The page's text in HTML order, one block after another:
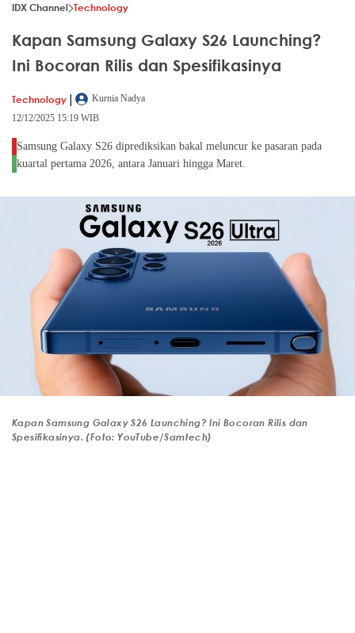
IDX Channel Technology
Kapan Samsung Galaxy S26 Launching?
Ini Bocoran Rilis dan Spesifikasinya
Technology |
Kurnia Nadya
12/12/2025 15:19 WIB
Samsung Galaxy S26 diprediksikan bakal meluncur ke pasaran pada
kuartal pertama 2026, antara Januari hingga Maret.
Kapan Samsung Galaxy S26 Launching? Ini Bocoran Rilis dan
Spesifikasinya. (Foto: YouTube/Samtech)